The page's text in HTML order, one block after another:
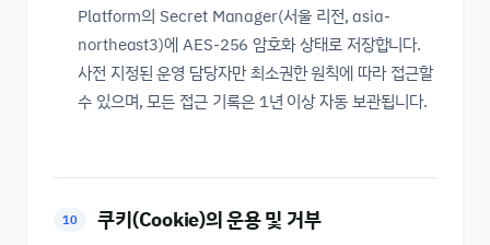
Platform의 Secret Manager(서울 리전, asia-
northeast3)에 AES-256 암호화 상태로 저장합니다.
사전 지정된 운영 담당자만 최소권한 원칙에 따라 접근할
수 있으며, 모든 접근 기록은 1년 이상 자동 보관됩니다.
10 쿠키(Cookie)의 운용 및 거부